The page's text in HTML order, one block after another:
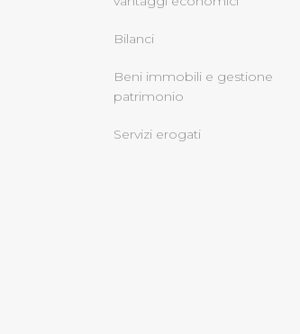
Cliccando
dunque la
tecnici
Bilanci
Beni immobili e gestione
patrimonio
Servizi erogati